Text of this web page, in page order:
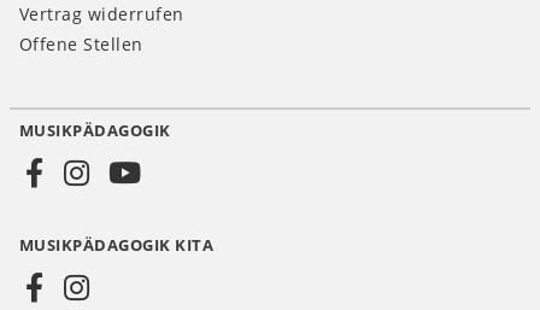
Vertrag widerrufen
Offene Stellen
Social
Media
DE
MUSIKPÄDAGOGIK
MUSIKPÄDAGOGIK KITA